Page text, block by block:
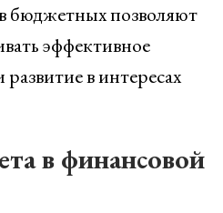
бюджетных позволяют
эффективное
в интересах
в финансовой